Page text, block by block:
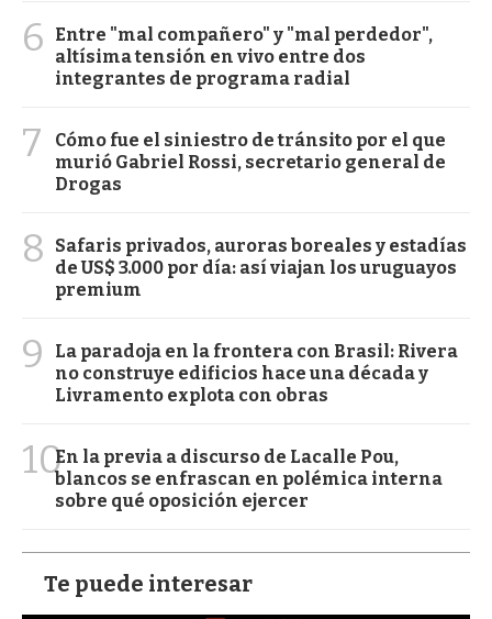
6
Entre "mal compañero" y "mal perdedor",
altísima tensión en vivo entre dos
integrantes de programa radial
7
Cómo fue el siniestro de tránsito por el que
murió Gabriel Rossi, secretario general de
Drogas
8
Safaris privados, auroras boreales y estadías
de US$ 3.000 por día: así viajan los uruguayos
premium
9
La paradoja en la frontera con Brasil: Rivera
no construye edificios hace una década y
Livramento explota con obras
10En la previa a discurso de Lacalle Pou,
blancos se enfrascan en polémica interna
sobre qué oposición ejercer
Te puede interesar